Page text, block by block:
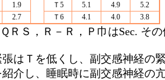
1.9 Ｔ5 5.1 4.9
5.2
2.7 Ｔ6 4.1 4.0 3.8
ＲＳ，Ｒ－Ｒ，Ｐ巾はSec. そ
はＴを低くし、副交感神経の
介し、睡眠時に副交感神経の